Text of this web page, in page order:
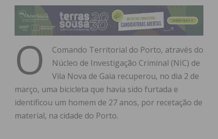
O
Comando Territorial do Porto, através do
Núcleo de Investigação Criminal (NIC) de
Vila Nova de Gaia recuperou, no dia 2 de
março, uma bicicleta que havia sido furtada e
identificou um homem de 27 anos, por recetação de
material, na cidade do Porto.